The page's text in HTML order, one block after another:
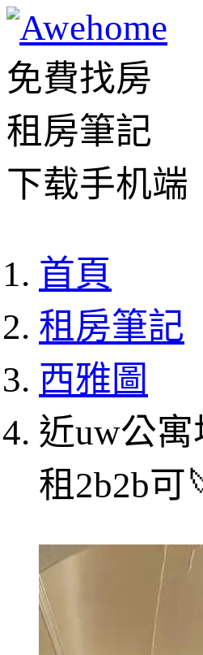
免費找房
租房筆記
下载手机端
首頁
租房筆記
西雅圖
近uw公
租2b2b可